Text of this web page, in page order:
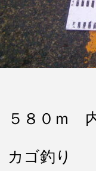
５８０ｍ
カゴ釣り